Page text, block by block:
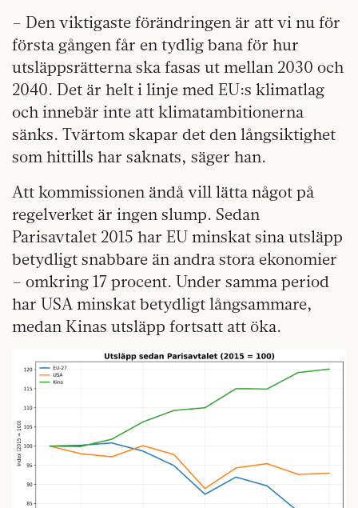
– Den viktigaste förändringen är att vi nu för
första gången får en tydlig bana för hur
utsläppsrätterna ska fasas ut mellan 2030 och
2040. Det är helt i linje med EU:s klimatlag
och innebär inte att klimatambitionerna
sänks. Tvärtom skapar det den långsiktighet
som hittills har saknats, säger han.
Att kommissionen ändå vill lätta något på
regelverket är ingen slump. Sedan
Parisavtalet 2015 har EU minskat sina utsläpp
betydligt snabbare än andra stora ekonomier
– omkring 17 procent. Under samma period
har USA minskat betydligt långsammare,
medan Kinas utsläpp fortsatt att öka.